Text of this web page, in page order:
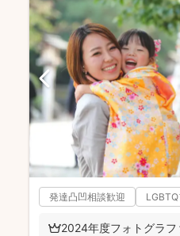
発達凸凹相談歓迎
👑2024年度フォトグラフ